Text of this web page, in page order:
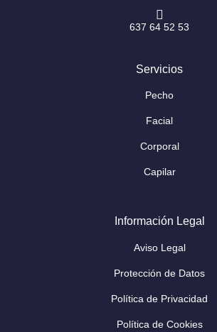
637 64 52 53
Servicios
Pecho
Facial
Corporal
Capilar
Información Legal
Aviso Legal
Protección de Datos
Política de Privacidad
Política de Cookies